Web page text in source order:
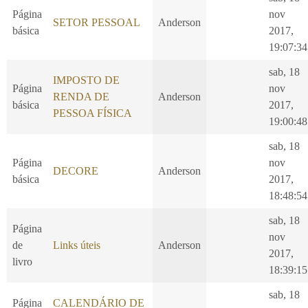
Página
básica
SETOR PESSOAL Anderson
nov
2017,
19:07:34
Página
básica
IMPOSTO DE
RENDA DE
PESSOA FÍSICA
Anderson
sab, 18
nov
2017,
19:00:48
Página
básica
DECORE Anderson
sab, 18
nov
2017,
18:48:54
Página
de
livro
Links úteis Anderson
sab, 18
nov
2017,
18:39:15
Página CALENDÁRIO DE
sab, 18